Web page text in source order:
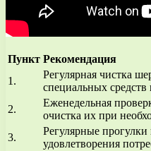
Пункт Рекомендация
1.
Регулярная чистка
специальных
2.
Еженедельная
очистка их при
3.
Регулярные
удовлетворения